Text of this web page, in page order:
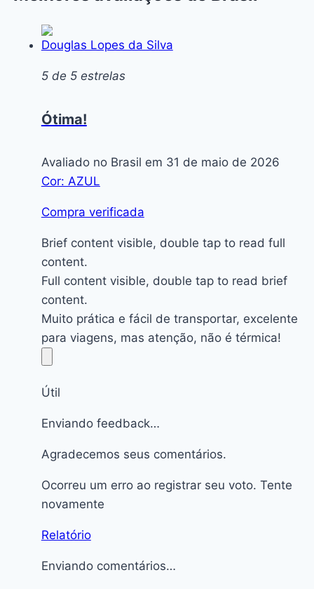
Douglas Lopes da Silva
5 de 5 estrelas
Ótima!
Avaliado no Brasil em 31 de maio de 2026
Cor: AZUL
Compra verificada
Brief content visible, double tap to read full
content.
Full content visible, double tap to read brief
content.
Muito prática e fácil de transportar, excelente
para viagens, mas atenção, não é térmica!
Útil
Enviando feedback…
Agradecemos seus comentários.
Ocorreu um erro ao registrar seu voto. Tente
novamente
Relatório
Enviando comentários…